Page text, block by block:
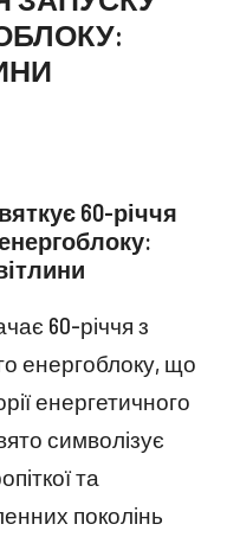
60-річчя
60-річчя з
енергоблоку, що
енергетичного
символізує
та
поколінь